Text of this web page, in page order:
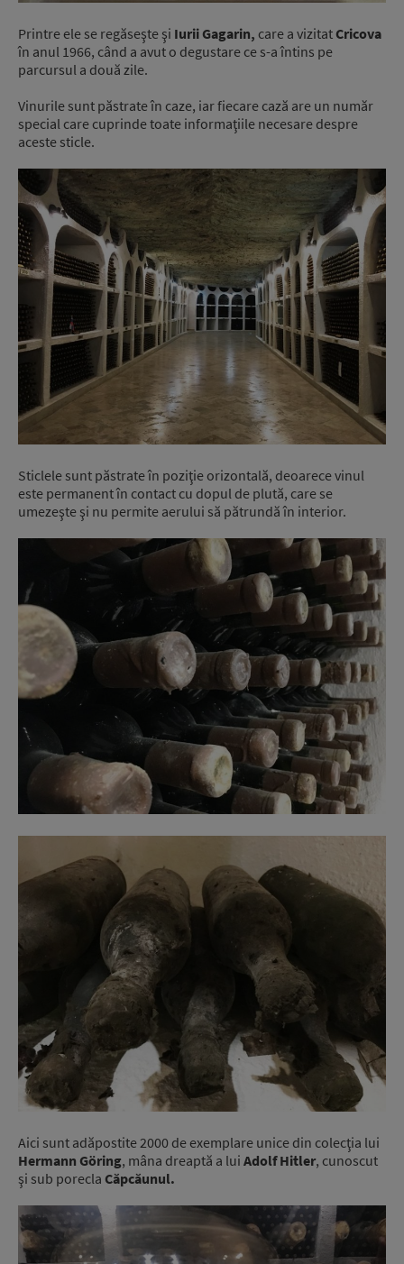
Printre ele se regăseşte şi Iurii Gagarin, care a vizitat Cricova
în anul 1966, când a avut o degustare ce s-a întins pe
parcursul a două zile.
Vinurile sunt păstrate în caze, iar fiecare cază are un număr
special care cuprinde toate informaţiile necesare despre
aceste sticle.
Sticlele sunt păstrate în poziţie orizontală, deoarece vinul
este permanent în contact cu dopul de plută, care se
umezeşte şi nu permite aerului să pătrundă în interior.
Aici sunt adăpostite 2000 de exemplare unice din colecţia lui
Hermann Göring, mâna dreaptă a lui Adolf Hitler, cunoscut
şi sub porecla Căpcăunul.